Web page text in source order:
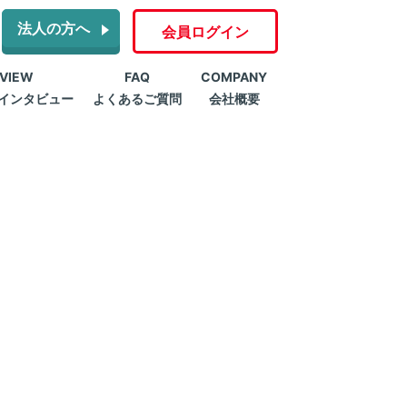
法人の方へ 会員ログイン
ンタビュー
FAQ
よくあるご質問
COMPANY
会社概要